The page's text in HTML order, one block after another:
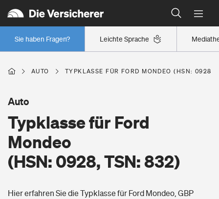
Leichte Sprache
Sie haben Fragen?
Wer versichert was: Jetzt Versicherer finden
Regionalklassen: So ist Ihre Region eingestuft
Wer versichert was: Jetzt Versicherer finden
Berufsunfähigkeitsversicherung
Wohnen
Wohngebäudeversicherung
Hausratversicherung
AUTO TYPKLASSE FÜR FORD MONDEO (HSN: 0928,
Typklasse für Ford
Mondeo
(HSN: 0928, TSN: 832)
Auto
Hier erfahren Sie die Typklasse für Ford Mondeo, GBP